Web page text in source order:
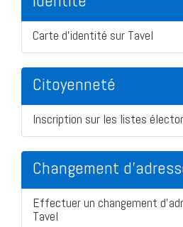
Carte d'identité sur Tavel
Citoyenneté
Inscription sur les listes
Changement
Effectuer un changement
Tavel